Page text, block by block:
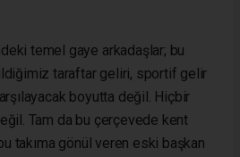
temel gaye arkadaşlar; bu
taraftar geliri, sportif gelir
boyutta değil. Hiçbir
Tam da bu çerçevede kent
takıma gönül veren eski başkan